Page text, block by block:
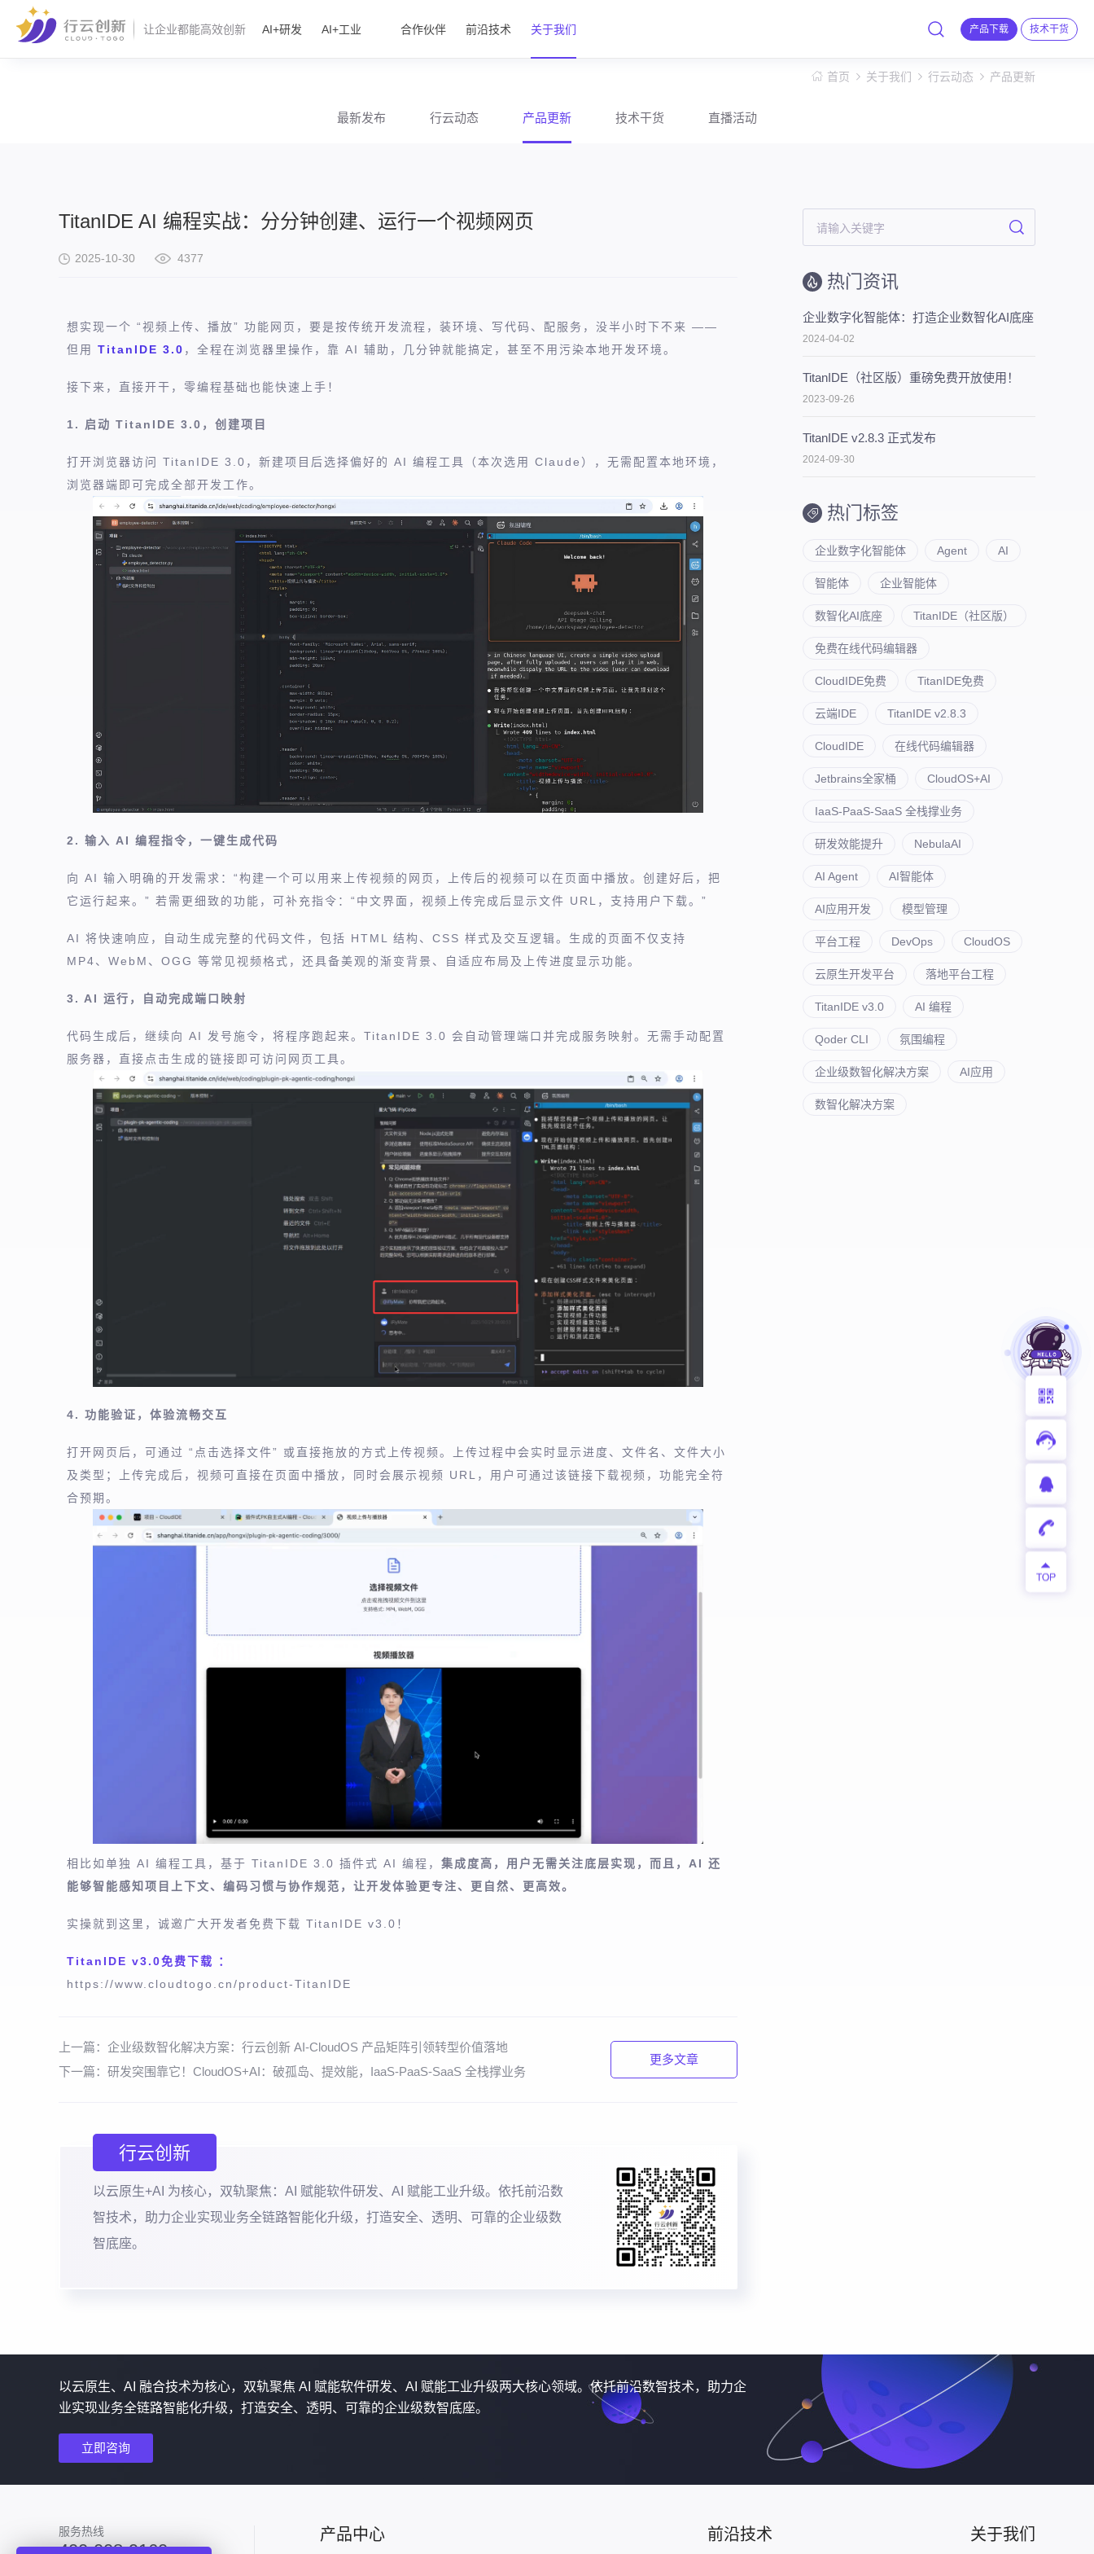
让企业都能高效创新 产品下载 技术干货
AI+研发 AI+工业 合作伙伴 前沿技术 关于我们
首页 关于我们 行云动态 产品更新
最新发布 行云动态 产品更新 技术干货 直播活动
TitanIDE AI 编程实战：分分钟创建、运行一个视频网页
2025-10-30 4377
想实现一个 “视频上传、播放” 功能网页，要是按传统开发流程，装环境、写代码、配服务，没半小时下不来 ——
但用 TitanIDE 3.0 ，全程在浏览器里操作，靠 AI 辅助，几分钟就能搞定，甚至不用污染本地开发环境。
接下来，直接开干，零编程基础也能快速上手！
1. 启动 TitanIDE 3.0，创建项目
打开浏览器访问 TitanIDE 3.0，新建项目后选择偏好的 AI 编程工具（本次选用 Claude），无需配置本地环境，
浏览器端即可完成全部开发工作。
2. 输入 AI 编程指令，一键生成代码
向 AI 输入明确的开发需求：“构建一个可以用来上传视频的网页，上传后的视频可以在页面中播放。创建好后，把
它运行起来。” 若需更细致的功能，可补充指令：“中文界面，视频上传完成后显示文件 URL，支持用户下载。”
AI 将快速响应，自动生成完整的代码文件，包括 HTML 结构、CSS 样式及交互逻辑。生成的页面不仅支持
MP4、WebM、OGG 等常见视频格式，还具备美观的渐变背景、自适应布局及上传进度显示功能。
3. AI 运行，自动完成端口映射
代码生成后，继续向 AI 发号施令，将程序跑起来。TitanIDE 3.0 会自动管理端口并完成服务映射。无需手动配置
服务器，直接点击生成的链接即可访问网页工具。
4. 功能验证，体验流畅交互
打开网页后，可通过 “点击选择文件” 或直接拖放的方式上传视频。上传过程中会实时显示进度、文件名、文件大小
及类型；上传完成后，视频可直接在页面中播放，同时会展示视频 URL，用户可通过该链接下载视频，功能完全符
合预期。
相比如单独 AI 编程工具，基于 TitanIDE 3.0 插件式 AI 编程， 集成度高，用户无需关注底层实现，而且，AI 还
能够智能感知项目上下文、编码习惯与协作规范，让开发体验更专注、更自然、更高效。
实操就到这里，诚邀广大开发者免费下载 TitanIDE v3.0！
TitanIDE v3.0免费下载 ：
https://www.cloudtogo.cn/product-TitanIDE
上一篇： 企业级数智化解决方案：行云创新 AI-CloudOS 产品矩阵引领转型价值落地
下一篇： 研发突围靠它！CloudOS+AI：破孤岛、提效能，IaaS-PaaS-SaaS 全栈撑业务
更多文章
行云创新
以云原生+AI 为核心，双轨聚焦：AI 赋能软件研发、AI 赋能工业升级。依托前沿数
智技术，助力企业实现业务全链路智能化升级，打造安全、透明、可靠的企业级数
智底座。
热门资讯
企业数字化智能体：打造企业数智化AI底座
2024-04-02
TitanIDE（社区版）重磅免费开放使用！
2023-09-26
TitanIDE v2.8.3 正式发布
2024-09-30
热门标签
企业数字化智能体 Agent AI
智能体 企业智能体
数智化AI底座 TitanIDE（社区版）
免费在线代码编辑器
CloudIDE免费 TitanIDE免费
云端IDE TitanIDE v2.8.3
CloudIDE 在线代码编辑器
Jetbrains全家桶 CloudOS+AI
IaaS-PaaS-SaaS 全栈撑业务
研发效能提升 NebulaAI
AI Agent AI智能体
AI应用开发 模型管理
平台工程 DevOps CloudOS
云原生开发平台 落地平台工程
TitanIDE v3.0 AI 编程
Qoder CLI 氛围编程
企业级数智化解决方案 AI应用
数智化解决方案
以云原生、AI 融合技术为核心，双轨聚焦 AI 赋能软件研发、AI 赋能工业升级两大核心领域。依托前沿数智技术，助力企
业实现业务全链路智能化升级，打造安全、透明、可靠的企业级数智底座。
立即咨询
服务热线 产品中心 前沿技术 关于我们